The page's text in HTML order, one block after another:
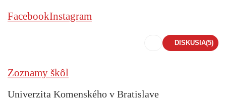
FacebookInstagram
DISKUSIA(5)
Zoznamy škôl
Univerzita Komenského v Bratislave